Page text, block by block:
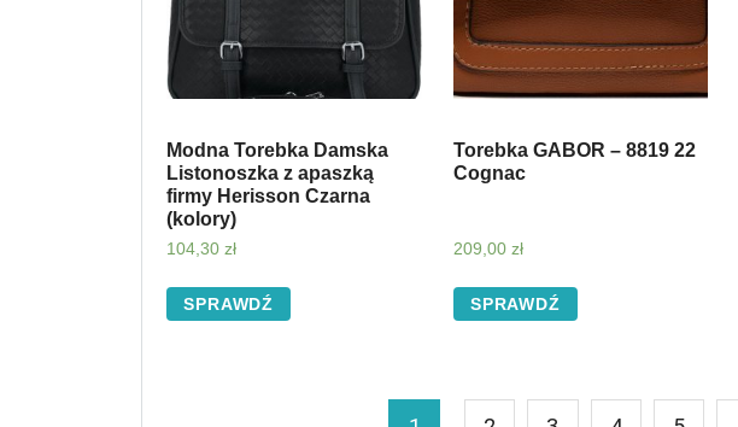
Modna Torebka Damska
Listonoszka z apaszką
firmy Herisson Czarna
(kolory)
104,30 zł
SPRAWDŹ
Torebka GABOR – 8819 22
Cognac
209,00 zł
SPRAWDŹ